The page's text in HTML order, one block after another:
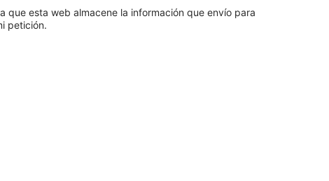
que esta web almacene la información que envío para
petición.